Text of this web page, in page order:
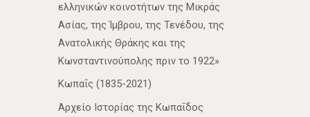
ελληνικών κοινοτήτων της Μικράς
Ασίας, της Ίμβρου, της Τενέδου, της
Ανατολικής Θράκης και της
Κωνσταντινούπολης πριν το 1922»
Κωπαΐς (1835-2021)
Αρχείο Ιστορίας της Κωπαΐδος